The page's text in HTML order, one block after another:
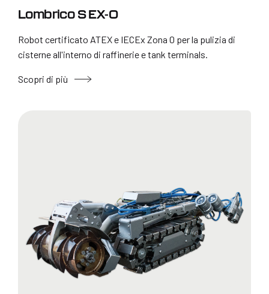
Lombrico S EX-0
Robot certificato ATEX e IECEx Zona 0 per la pulizia di
cisterne all'interno di raffinerie e tank terminals.
Scopri di più